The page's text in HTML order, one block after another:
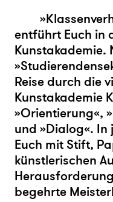
entführt Euch in
Kunstakademie.
Reise durch die
Kunstakademie
»Orientierung«,
und »Dialog«. In
Euch mit Stift,
künstlerischen
begehrte